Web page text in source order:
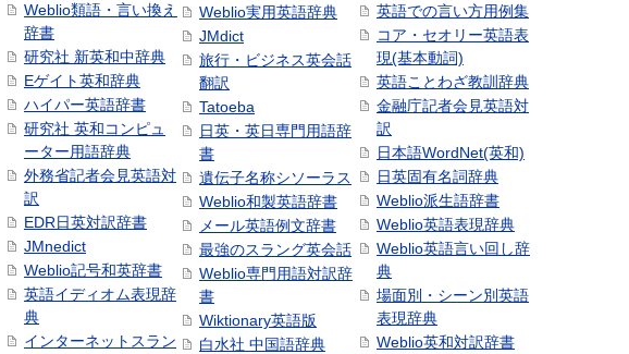
Weblio類語・言い換え
辞書
研究社 新英和中辞典
Eゲイト英和辞典
ハイパー英語辞書
研究社 英和コンピュ
ーター用語辞典
外務省記者会見英語対
訳
EDR日英対訳辞書
JMnedict
Weblio記号和英辞書
英語イディオム表現辞
典
インターネットスラン
Weblio実用英語辞典
JMdict
旅行・ビジネス英会話
翻訳
Tatoeba
日英・英日専門用語辞
書
遺伝子名称シソーラス
Weblio和製英語辞書
メール英語例文辞書
最強のスラング英会話
Weblio専門用語対訳辞
書
Wiktionary英語版
白水社 中国語辞典
英語での言い方用例集
コア・セオリー英語表
現(基本動詞)
英語ことわざ教訓辞典
金融庁記者会見英語対
訳
日本語WordNet(英和)
日英固有名詞辞典
Weblio派生語辞書
Weblio英語表現辞典
Weblio英語言い回し辞
典
場面別・シーン別英語
表現辞典
Weblio英和対訳辞書